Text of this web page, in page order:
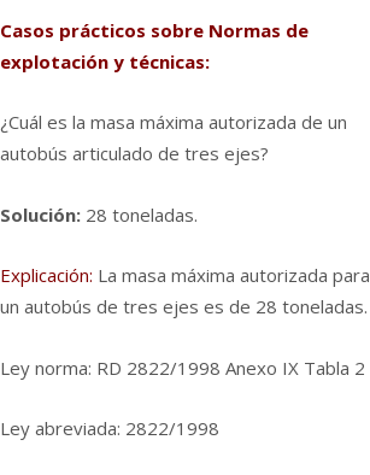
Casos prácticos sobre Normas de
explotación y técnicas:
¿Cuál es la masa máxima autorizada de un
autobús articulado de tres ejes?
Solución: 28 toneladas.
Explicación: La masa máxima autorizada para
un autobús de tres ejes es de 28 toneladas.
Ley norma: RD 2822/1998 Anexo IX Tabla 2
Ley abreviada: 2822/1998